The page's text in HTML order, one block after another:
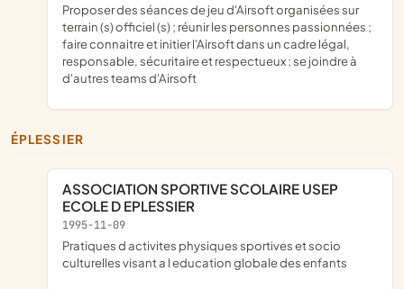
proposer des séances de jeu d'Airsoft organisées sur
terrain (s) officiel (s) ; réunir les personnes passionnées ;
faire connaitre et initier l'Airsoft dans un cadre légal,
responsable, sécuritaire et respectueux ; se joindre à
d'autres teams d'Airsoft
ÉPLESSIER
ASSOCIATION SPORTIVE SCOLAIRE USEP
ECOLE D EPLESSIER
1995-11-09
pratiques d activites physiques sportives et socio
culturelles visant a l education globale des enfants